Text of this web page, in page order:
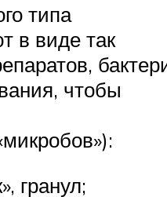
типа
в виде так
чтобы
гранул;